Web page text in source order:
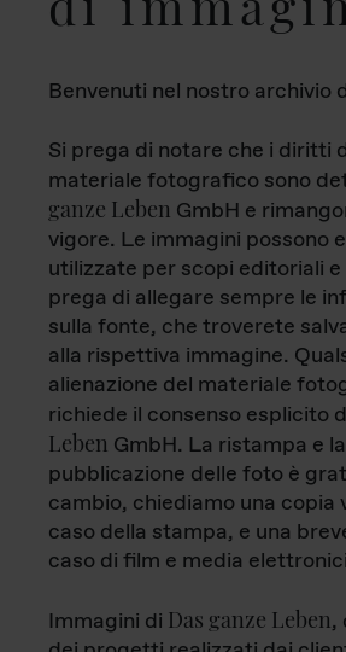
Benvenuti nel nostro archivio
Si prega di notare che i diritti
materiale fotografico sono
ganze Leben GmbH e
vigore. Le immagini possono
utilizzate per scopi editoriali
prega di allegare sempre le
sulla fonte, che troverete
alla rispettiva immagine.
alienazione del materiale
richiede il consenso esplicito
Leben GmbH. La ristampa e la
pubblicazione delle foto è
cambio, chiediamo una copia
caso della stampa, e una
caso di film e media
Immagini di Das ganze Leben,